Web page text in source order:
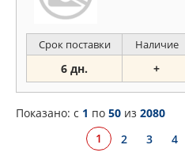
Срок поставки Наличие
6 дн. +
Показано: c 1 по 50 из 2080
1
2 3 4